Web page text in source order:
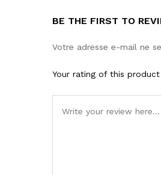
BE THE FIRST TO
Votre adresse e-mail ne
Your rating of this product